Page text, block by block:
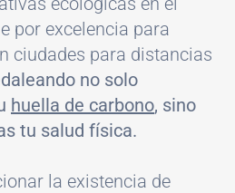
por excelencia para
ciudades para distancias
no solo
huella de carbono, sino
tu salud física.
la existencia de